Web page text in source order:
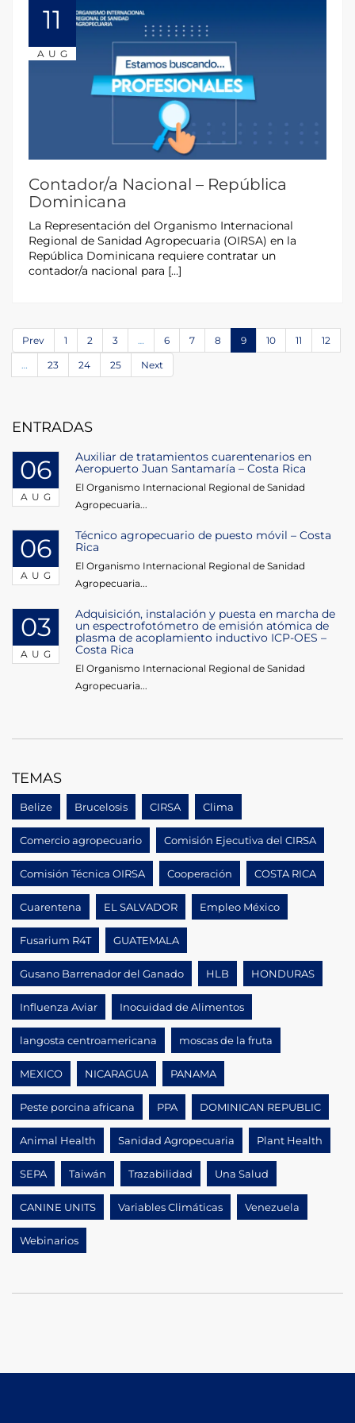
11
AUG
Contador/a Nacional – República
Dominicana
La Representación del Organismo Internacional
Regional de Sanidad Agropecuaria (OIRSA) en la
República Dominicana requiere contratar un
contador/a nacional para […]
Prev 1 2 3 … 6 7 8 9 10 11 12
… 23 24 25 Next
ENTRADAS
06
AUG
Auxiliar de tratamientos cuarentenarios en
Aeropuerto Juan Santamaría – Costa Rica
El Organismo Internacional Regional de Sanidad
Agropecuaria...
06
AUG
Técnico agropecuario de puesto móvil – Costa
Rica
El Organismo Internacional Regional de Sanidad
Agropecuaria...
03
AUG
Adquisición, instalación y puesta en marcha de
un espectrofotómetro de emisión atómica de
plasma de acoplamiento inductivo ICP-OES –
Costa Rica
El Organismo Internacional Regional de Sanidad
Agropecuaria...
TEMAS
Belize Brucelosis CIRSA Clima
Comercio agropecuario Comisión Ejecutiva del CIRSA
Comisión Técnica OIRSA Cooperación COSTA RICA
Cuarentena EL SALVADOR Empleo México
Fusarium R4T GUATEMALA
Gusano Barrenador del Ganado HLB HONDURAS
Influenza Aviar Inocuidad de Alimentos
langosta centroamericana moscas de la fruta
MEXICO NICARAGUA PANAMA
Peste porcina africana PPA DOMINICAN REPUBLIC
Animal Health Sanidad Agropecuaria Plant Health
SEPA Taiwán Trazabilidad Una Salud
CANINE UNITS Variables Climáticas Venezuela
Webinarios